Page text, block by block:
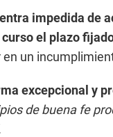
impedida de
el plazo
un
excepcional y
de buena fe